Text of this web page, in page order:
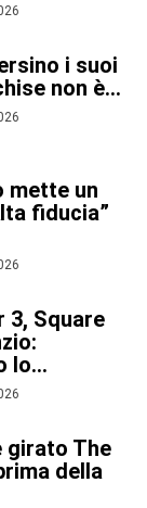
i suoi
non è...
mette un
fiducia”
3, Square
lo...
girato The
della